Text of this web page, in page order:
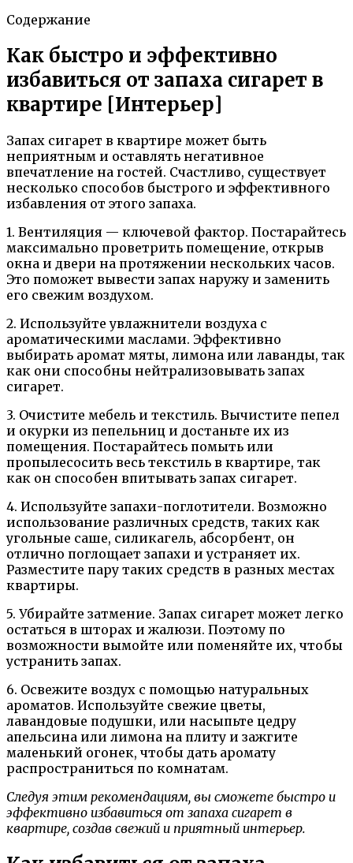
Содержание
Как быстро и эффективно
избавиться от запаха сигарет в
квартире [Интерьер]
Запах сигарет в квартире может быть
неприятным и оставлять негативное
впечатление на гостей. Счастливо, существует
несколько способов быстрого и эффективного
избавления от этого запаха.
1. Вентиляция — ключевой фактор. Постарайтесь
максимально проветрить помещение, открыв
окна и двери на протяжении нескольких часов.
Это поможет вывести запах наружу и заменить
его свежим воздухом.
2. Используйте увлажнители воздуха с
ароматическими маслами. Эффективно
выбирать аромат мяты, лимона или лаванды, так
как они способны нейтрализовывать запах
сигарет.
3. Очистите мебель и текстиль. Вычистите пепел
и окурки из пепельниц и достаньте их из
помещения. Постарайтесь помыть или
пропылесосить весь текстиль в квартире, так
как он способен впитывать запах сигарет.
4. Используйте запахи-поглотители. Возможно
использование различных средств, таких как
угольные саше, силикагель, абсорбент, он
отлично поглощает запахи и устраняет их.
Разместите пару таких средств в разных местах
квартиры.
5. Убирайте затмение. Запах сигарет может легко
остаться в шторах и жалюзи. Поэтому по
возможности вымойте или поменяйте их, чтобы
устранить запах.
6. Освежите воздух с помощью натуральных
ароматов. Используйте свежие цветы,
лавандовые подушки, или насыпьте цедру
апельсина или лимона на плиту и зажгите
маленький огонек, чтобы дать аромату
распространиться по комнатам.
Следуя этим рекомендациям, вы сможете быстро и
эффективно избавиться от запаха сигарет в
квартире, создав свежий и приятный интерьер.